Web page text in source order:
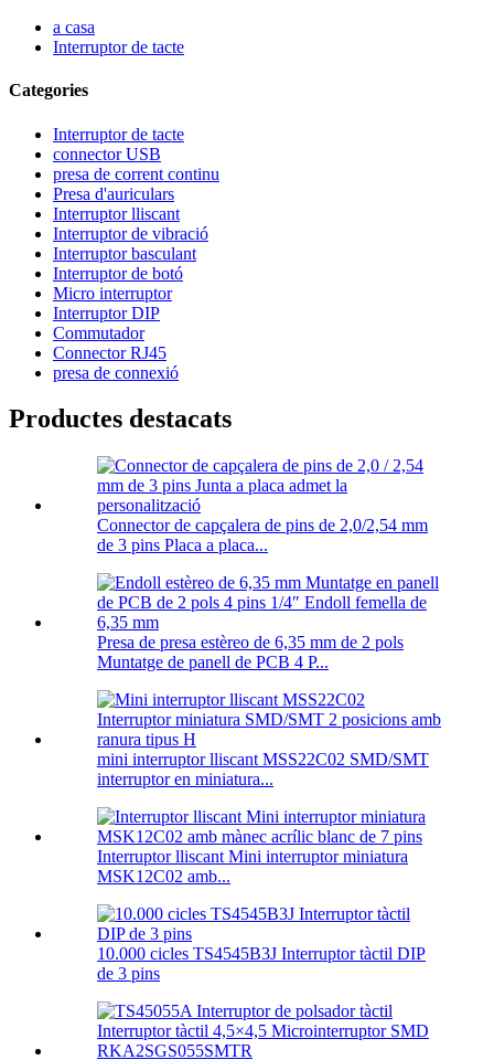
a casa
Interruptor de tacte
Categories
Interruptor de tacte
connector USB
presa de corrent continu
Presa d'auriculars
Interruptor lliscant
Interruptor de vibració
Interruptor basculant
Interruptor de botó
Micro interruptor
Interruptor DIP
Commutador
Connector RJ45
presa de connexió
Productes destacats
Connector de capçalera de pins de 2,0/2,54 mm
de 3 pins Placa a placa...
Presa de presa estèreo de 6,35 mm de 2 pols
Muntatge de panell de PCB 4 P...
mini interruptor lliscant MSS22C02 SMD/SMT
interruptor en miniatura...
Interruptor lliscant Mini interruptor miniatura
MSK12C02 amb...
10.000 cicles TS4545B3J Interruptor tàctil DIP
de 3 pins